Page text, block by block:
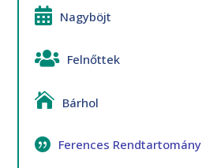
Nagyböjt
Felnőttek
Bárhol
Ferences Rendtartomány